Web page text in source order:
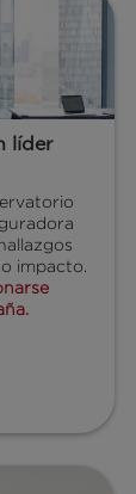
líder
impacto.